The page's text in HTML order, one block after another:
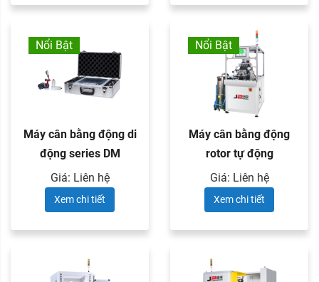
Nổi Bật
Máy cân bằng động di
động series DM
Giá: Liên hệ
Xem chi tiết
Nổi Bật
Máy cân bằng động
rotor tự động
Giá: Liên hệ
Xem chi tiết